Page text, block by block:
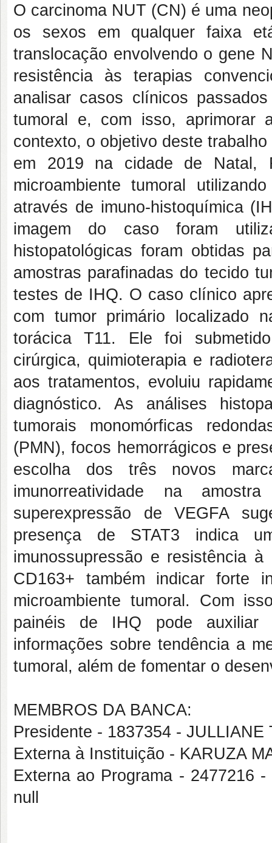
O carcinoma NUT (CN) é uma
os sexos em qualquer faixa
translocação envolvendo o gene
resistência às terapias
analisar casos clínicos
tumoral e, com isso, aprimorar
contexto, o objetivo deste
em 2019 na cidade de Natal,
microambiente tumoral
através de imuno-histoquímica
imagem do caso foram
histopatológicas foram obtidas
amostras parafinadas do tecido
testes de IHQ. O caso clínico
com tumor primário localizado
torácica T11. Ele foi
cirúrgica, quimioterapia e
aos tratamentos, evoluiu
diagnóstico. As análises
tumorais monomórficas
(PMN), focos hemorrágicos e
escolha dos três novos
imunorreatividade na
superexpressão de VEGFA
presença de STAT3 indica
imunossupressão e resistência
CD163+ também indicar forte
microambiente tumoral. Com
painéis de IHQ pode auxiliar
informações sobre tendência a
tumoral, além de fomentar o
MEMBROS DA BANCA:
Presidente - 1837354 -
Externa à Instituição - KARUZA
Externa ao Programa - 2477216
null